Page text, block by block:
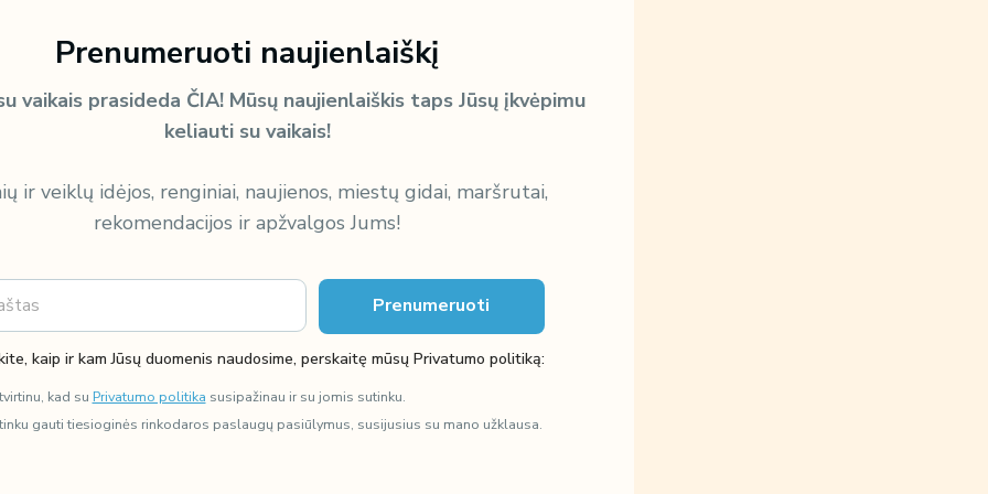
Prenumeruoti naujienlaiškį
vaikais prasideda ČIA! Mūsų naujienlaiškis taps Jūsų įkvėpimu
keliauti su vaikais!
ir veiklų idėjos, renginiai, naujienos, miestų gidai, maršrutai,
rekomendacijos ir apžvalgos Jums!
p
r
s
kaip ir kam Jūsų duomenis naudosime, perskaitę mūsų Privatumo politiką:
kad su Privatumo politika susipažinau ir su jomis sutinku.
gauti tiesioginės rinkodaros paslaugų pasiūlymus, susijusius su mano užklausa.
Prenumeruoti